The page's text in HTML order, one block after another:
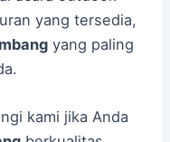
yang tersedia,
yang paling
kami jika Anda